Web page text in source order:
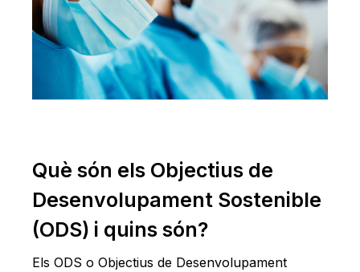
Què són els Objectius de
Desenvolupament Sostenible
(ODS) i quins són?
Els ODS o Objectius de Desenvolupament